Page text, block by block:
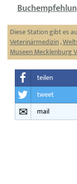
Diese Station gibt es
Veterinärmedizin,
Museen Mecklenburg
teilen
tweet
mail